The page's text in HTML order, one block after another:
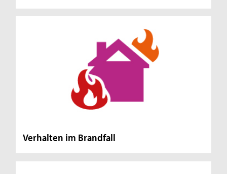
Verhalten im Brandfall